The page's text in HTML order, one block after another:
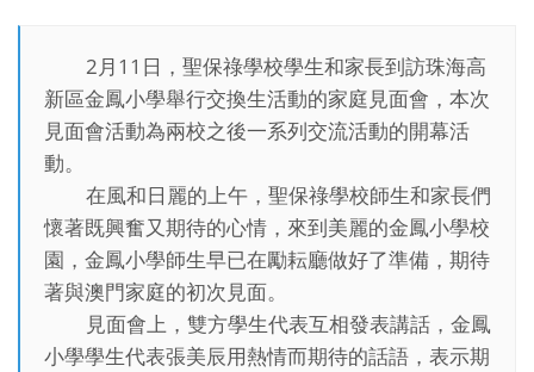
2月11日，聖保祿學校學生和家長到訪珠海高
新區金鳳小學舉行交換生活動的家庭見面會，本次
見面會活動為兩校之後一系列交流活動的開幕活
動。
在風和日麗的上午，聖保祿學校師生和家長們
懷著既興奮又期待的心情，來到美麗的金鳳小學校
園，金鳳小學師生早已在勵耘廳做好了準備，期待
著與澳門家庭的初次見面。
見面會上，雙方學生代表互相發表講話，金鳳
小學學生代表張美辰用熱情而期待的話語，表示期